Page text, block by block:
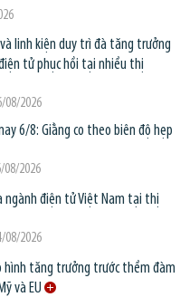
linh kiện duy trì đà tăng trưởng
tử phục hồi tại nhiều thị
08/2026
6/8: Giằng co theo biên độ hẹp
08/2026
ngành điện tử Việt Nam tại thị
08/2026
hình tăng trưởng trước thềm đàm
và EU